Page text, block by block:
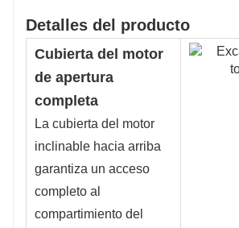
Detalles del producto
Cubierta del motor
de apertura
completa
La cubierta del motor
inclinable hacia arriba
garantiza un acceso
completo al
compartimiento del